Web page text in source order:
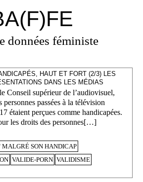
données féministe
HAUT ET FORT (2/3) LES
DANS LES MÉDIAS
Conseil supérieur de l’audiovisuel,
personnes passées à la télévision
étaient perçues comme handicapées.
les droits des personnes[…]
SON HANDICAP
VALIDE-PORN VALIDISME